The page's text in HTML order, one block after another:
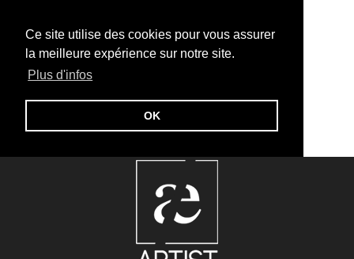
Ce site utilise des cookies pour vous assurer
la meilleure expérience sur notre site.
Plus d'infos
OK